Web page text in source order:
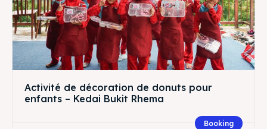
Activité de décoration de donuts pour
enfants – Kedai Bukit Rhema
Booking